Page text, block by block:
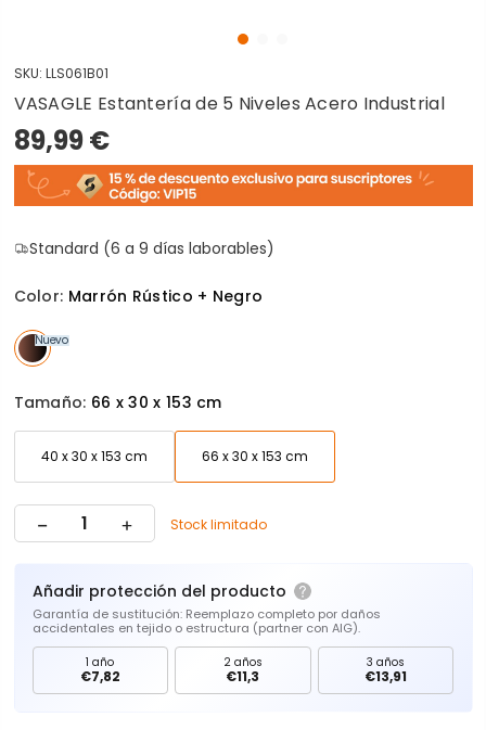
SKU: LLS061B01
VASAGLE Estantería de 5 Niveles Acero Industrial
89,99 €
Standard (6 a 9 días laborables)
Color: Marrón Rústico + Negro
Nuevo
Tamaño: 66 x 30 x 153 cm
40 x 30 x 153 cm 66 x 30 x 153 cm
Stock limitado
Añadir protección del producto
Garantía de sustitución: Reemplazo completo por daños
accidentales en tejido o estructura (partner con AIG).
1 año
€7,82
2 años
€11,3
3 años
€13,91